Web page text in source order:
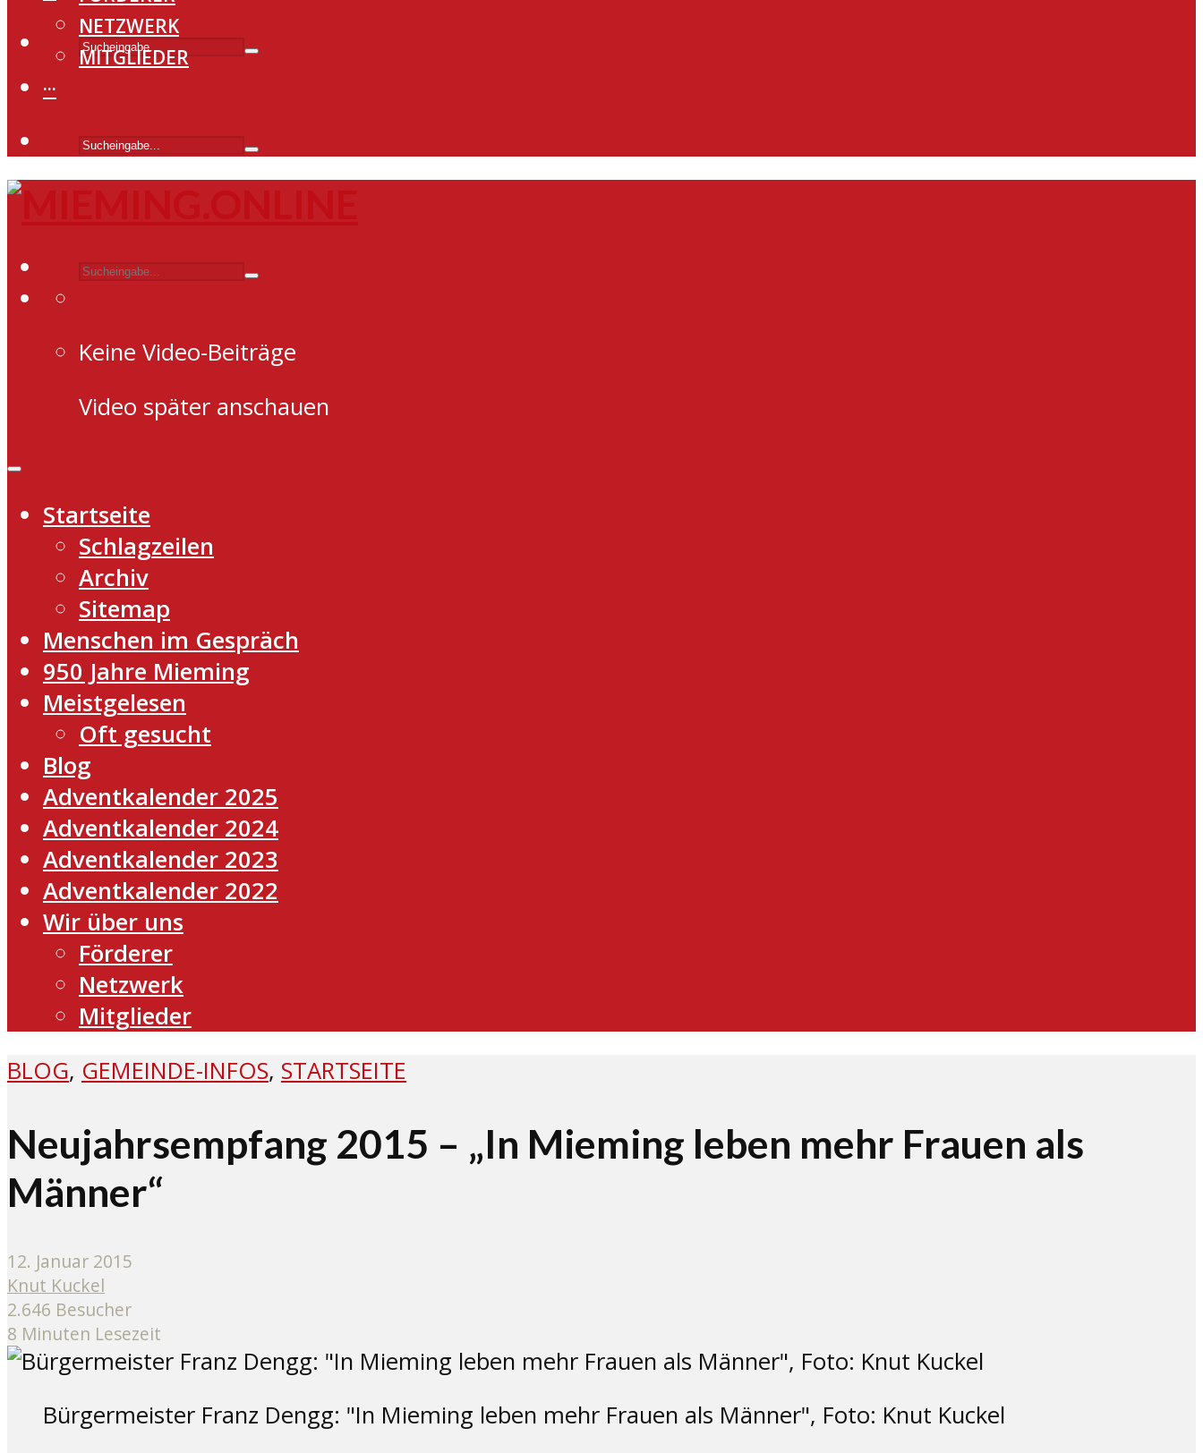
NETZWERK
MITGLIEDER
···
Keine Video-Beiträge
Video später anschauen
Startseite
Schlagzeilen
Archiv
Sitemap
Menschen im Gespräch
950 Jahre Mieming
Meistgelesen
Oft gesucht
Blog
Adventkalender 2025
Adventkalender 2024
Adventkalender 2023
Adventkalender 2022
Wir über uns
Förderer
Netzwerk
Mitglieder
BLOG, GEMEINDE-INFOS, STARTSEITE
Neujahrsempfang 2015 – „In Mieming leben mehr Frauen als
Männer“
12. Januar 2015
Knut Kuckel
2.646 Besucher
8 Minuten Lesezeit
Bürgermeister Franz Dengg: "In Mieming leben mehr Frauen als Männer", Foto: Knut Kuckel